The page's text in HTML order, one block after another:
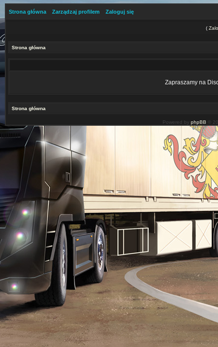
Strona główna Zarządzaj profilem Zaloguj się
(
Strona główna
Zapraszamy na
Strona główna
Powered by phpBB ©